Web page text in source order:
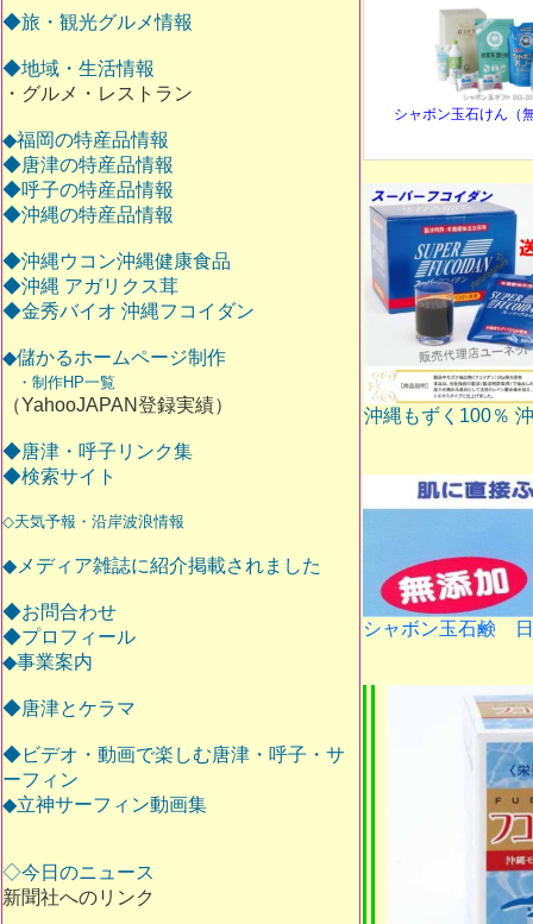
◆旅・観光グルメ情報
◆地域・生活情報
・グルメ・レストラン
◆福岡の特産品情報
◆唐津の特産品情報
◆呼子の特産品情報
◆沖縄の特産品情報
◆沖縄ウコン沖縄健康食品
◆沖縄 アガリクス茸
◆金秀バイオ 沖縄フコイダン
◆儲かるホームページ制作
・制作HP一覧
（YahooJAPAN登録実績）
◆唐津・呼子リンク集
◆検索サイト
◇天気予報・沿岸波浪情報
◆メディア雑誌に紹介掲載されました
◆お問合わせ
◆プロフィール
◆事業案内
◆唐津とケラマ
◆ビデオ・動画で楽しむ唐津・呼子・サ
ーフィン
◆立神サーフィン動画集
◇今日のニュース
新聞社へのリンク
シャボン玉石けん（
沖縄もずく100％
シャボン玉石鹸